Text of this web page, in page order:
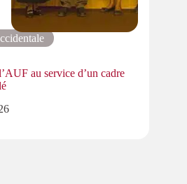
au service d’un cadre